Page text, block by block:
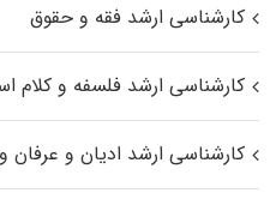
کارشناسی ارشد فقه و حقوق
کارشناسی ارشد فلسفه و کلام
کارشناسی ارشد ادیان و